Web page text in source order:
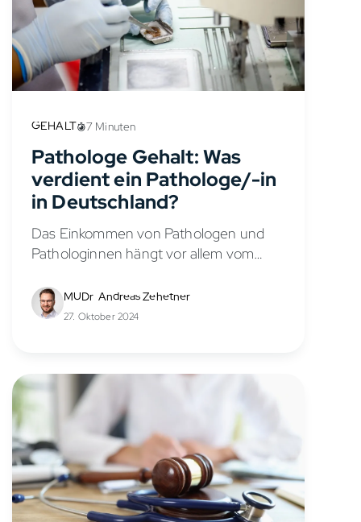
GEHALT 7 Minuten
Pathologe Gehalt: Was
verdient ein Pathologe/-in
in Deutschland?
Das Einkommen von Pathologen und
Pathologinnen hängt vor allem vom
Arbeitsort ab. Pathologen arbeiten
überwiegend angestellt an
MUDr. Andreas Zehetner
27. Oktober 2024